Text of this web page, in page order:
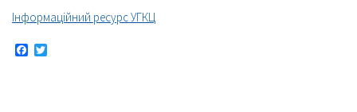
Інформаційний ресурс УГКЦ
Facebook